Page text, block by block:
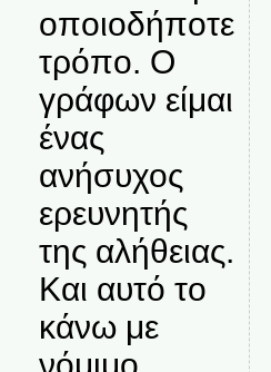
οποιοδήποτε
τρόπο. Ο
γράφων είμαι
ένας
ανήσυχος
ερευνητής
της αλήθειας.
Και αυτό το
κάνω με